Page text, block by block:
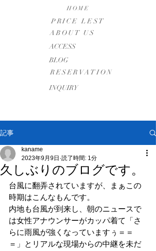
HOME
PRICE LEST
ABOUT US
​ACCESS
BLOG
RESERVATION
INQUIRY
記事
久しぶりのブログです。
kaname
2023年9月9日 読了時間: 1分
台風に翻弄されていますが、まぁこの
時期はこんなもんです。
内地も台風が到来し、朝のニュースで
は女性アナウンサーがカッパ着て「さ
らに雨風が強くなっていますぅ＝＝
＝」とリアルな現場からの中継を未だ